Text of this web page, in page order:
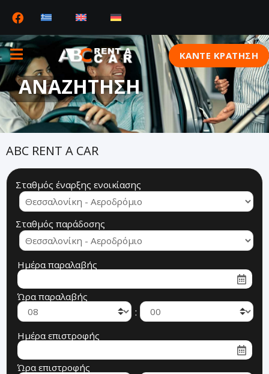
ΚΆΝΤΕ ΚΡΑΤΗΣΗ
ΑΝΑΖΉΤΗΣΗ
ABC RENT A CAR
Σταθμός έναρξης ενοικίασης
Σταθμός παράδοσης
Ημέρα παραλαβής
Ώρα παραλαβής
:
Ημέρα επιστροφής
Ώρα επιστροφής